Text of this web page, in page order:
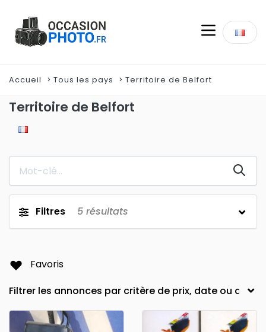
Accueil Tous les pays Territoire de Belfort
Territoire de Belfort
Filtres 5 résultats
Favoris